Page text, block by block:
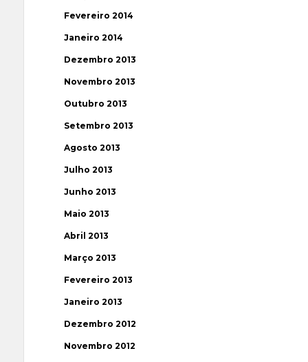
Fevereiro 2014
Janeiro 2014
Dezembro 2013
Novembro 2013
Outubro 2013
Setembro 2013
Agosto 2013
Julho 2013
Junho 2013
Maio 2013
Abril 2013
Março 2013
Fevereiro 2013
Janeiro 2013
Dezembro 2012
Novembro 2012